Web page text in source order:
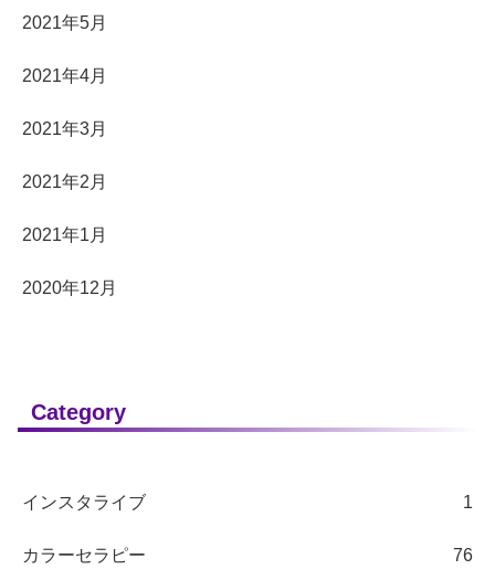
2021年5月
2021年4月
2021年3月
2021年2月
2021年1月
2020年12月
Category
インスタライブ 1
カラーセラピー 76